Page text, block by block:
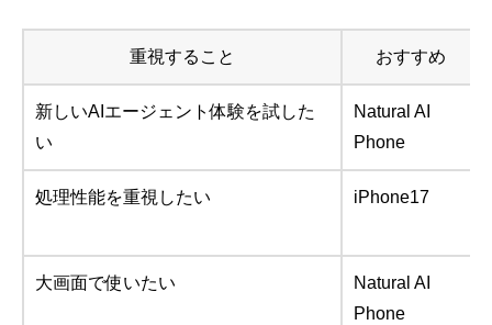
重視すること おすすめ
新しいAIエージェント体験を試した
い
Natural AI
Phone
処理性能を重視したい iPhone17
大画面で使いたい
Natural AI
Phone